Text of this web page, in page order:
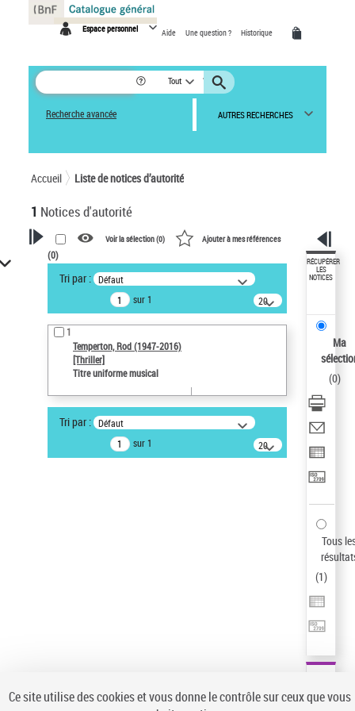
Espace personnel Aide Une question ? Historique
Tout
Recherche avancée AUTRES RECHERCHES
Accueil Liste de notices d’autorité
1 Notices d'autorité
VOTRE RECHERCHE
Recherche avancée dans les
notices d’autorité
Œuvres liées à l'auteur :
Temperton, Rod (1947-2016)
Auteur d’œuvre
Temperton, Rod (1947-2016)
Type de notice d'autorité
Voir la sélection (0) Ajouter à mes références
(0)
Tri par : Défaut
sur 1
20
résultats/page
1
Temperton, Rod (1947-2016)
[Thriller]
Titre uniforme musical
Tri par : Défaut
sur 1
20
résultats/page
RÉCUPÉRER
LES
NOTICES
Ma
(0)
Tous
(1)
Panneau de gestion des cookies
Ce site utilise des cookies et vous donne le contrôle sur ceux que vous